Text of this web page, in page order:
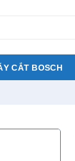
CẮT BOSCH